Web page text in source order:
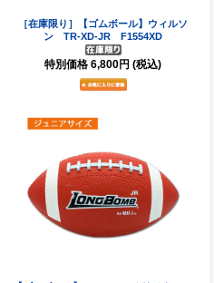
［在庫限り］【ゴムボール】ウィルソ
ン TR-XD-JR F1554XD
特別価格 6,800円 (税込)